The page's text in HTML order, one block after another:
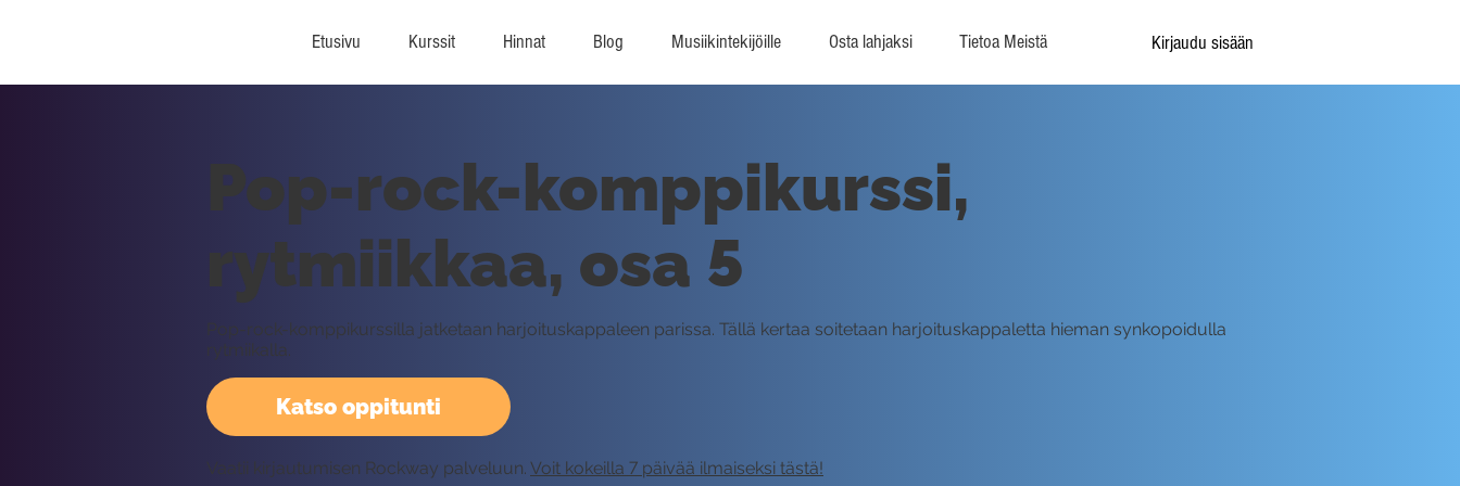
Etusivu Kurssit Hinnat Blog Musiikintekijöille Osta lahjaksi Tietoa Meistä Kirjaudu sisään
Katso oppitunti
Pop-rock-komppikurssi,
rytmiikkaa, osa 5
Pop-rock-komppikurssilla jatketaan harjoituskappaleen parissa. Tällä kertaa soitetaan harjoituskappaletta hieman synkopoidulla
rytmiikalla.
Vaatii kirjautumisen Rockway palveluun. Voit kokeilla 7 päivää ilmaiseksi tästä!